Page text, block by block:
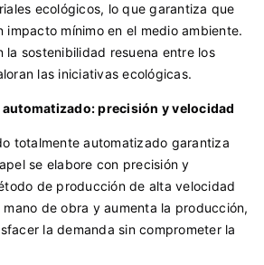
ecológicos, lo que garantiza que
impacto mínimo en el medio ambiente.
la sostenibilidad resuena entre los
las iniciativas ecológicas.
precisión y velocidad
totalmente automatizado garantiza
se elabore con precisión y
de producción de alta velocidad
de obra y aumenta la producción,
la demanda sin comprometer la